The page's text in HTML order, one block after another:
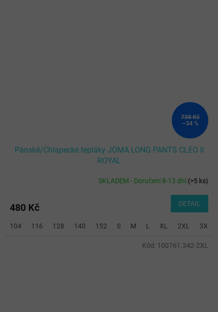
738 Kč
–34 %
Pánské/Chlapecké tepláky JOMA LONG PANTS CLEO II
ROYAL
SKLADEM - Doručení 8-13 dní(>5 ks)
480 Kč DETAIL
104 116 128 140 152 S M L XL 2XL 3XL
Kód: 100761.342-2XL